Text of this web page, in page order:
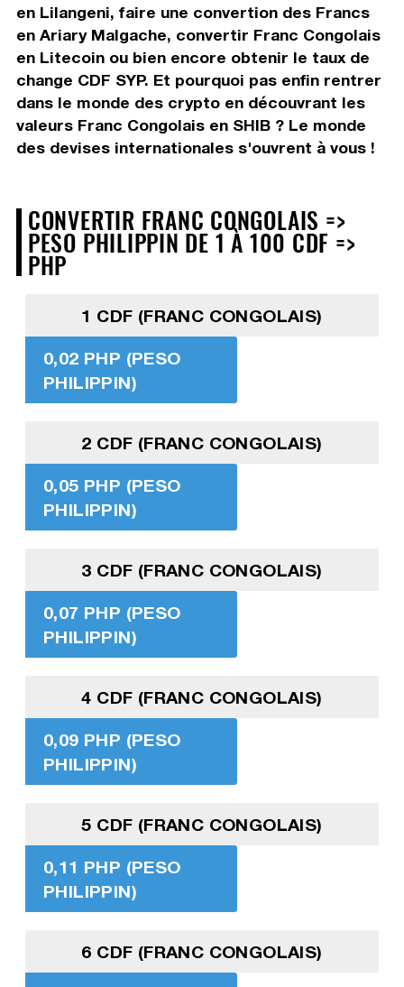
en Lilangeni, faire une convertion des Francs
en Ariary Malgache, convertir Franc Congolais
en Litecoin ou bien encore obtenir le taux de
change CDF SYP. Et pourquoi pas enfin rentrer
dans le monde des crypto en découvrant les
valeurs Franc Congolais en SHIB ? Le monde
des devises internationales s'ouvrent à vous !
CONVERTIR FRANC CONGOLAIS =>
PESO PHILIPPIN DE 1 À 100 CDF =>
PHP
1 CDF (FRANC CONGOLAIS)
0,02 PHP (PESO
PHILIPPIN)
2 CDF (FRANC CONGOLAIS)
0,05 PHP (PESO
PHILIPPIN)
3 CDF (FRANC CONGOLAIS)
0,07 PHP (PESO
PHILIPPIN)
4 CDF (FRANC CONGOLAIS)
0,09 PHP (PESO
PHILIPPIN)
5 CDF (FRANC CONGOLAIS)
0,11 PHP (PESO
PHILIPPIN)
6 CDF (FRANC CONGOLAIS)